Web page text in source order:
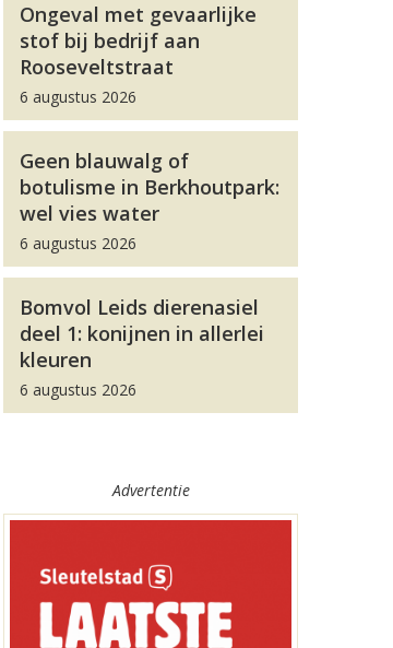
Ongeval met gevaarlijke
stof bij bedrijf aan
Rooseveltstraat
6 augustus 2026
Geen blauwalg of
botulisme in Berkhoutpark:
wel vies water
6 augustus 2026
Bomvol Leids dierenasiel
deel 1: konijnen in allerlei
kleuren
6 augustus 2026
Advertentie